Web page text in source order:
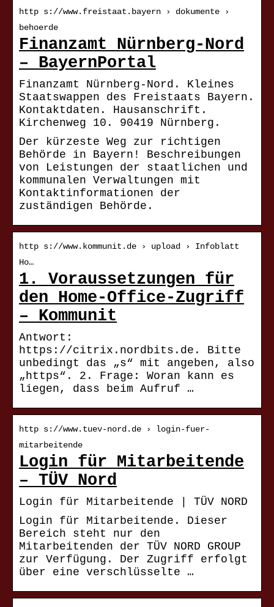
http s://www.freistaat.bayern › dokumente ›
behoerde
Finanzamt Nürnberg-Nord
– BayernPortal
Finanzamt Nürnberg-Nord. Kleines
Staatswappen des Freistaats Bayern.
Kontaktdaten. Hausanschrift.
Kirchenweg 10. 90419 Nürnberg.
Der kürzeste Weg zur richtigen
Behörde in Bayern! Beschreibungen
von Leistungen der staatlichen und
kommunalen Verwaltungen mit
Kontaktinformationen der
zuständigen Behörde.
http s://www.kommunit.de › upload › Infoblatt
Ho…
1. Voraussetzungen für
den Home-Office-Zugriff
– Kommunit
Antwort:
https://citrix.nordbits.de. Bitte
unbedingt das „s“ mit angeben, also
„https“. 2. Frage: Woran kann es
liegen, dass beim Aufruf …
http s://www.tuev-nord.de › login-fuer-
mitarbeitende
Login für Mitarbeitende
– TÜV Nord
Login für Mitarbeitende | TÜV NORD
Login für Mitarbeitende. Dieser
Bereich steht nur den
Mitarbeitenden der TÜV NORD GROUP
zur Verfügung. Der Zugriff erfolgt
über eine verschlüsselte …